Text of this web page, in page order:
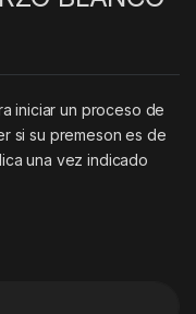
iniciar un proceso de
si su premeson es de
una vez indicado